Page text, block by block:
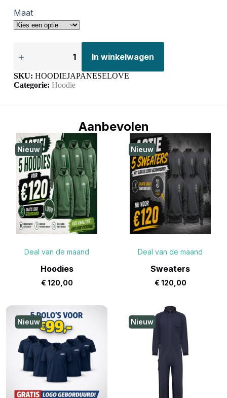
Maat
In winkelwagen
SKU: HOODIEJAPANESELOVE
Categorie: Hoodie
Aanbevolen
Nieuw
Deal van de maand
Hoodies
€ 120,00
Nieuw
Deal van de maand
Sweaters
€ 120,00
Nieuw Nieuw